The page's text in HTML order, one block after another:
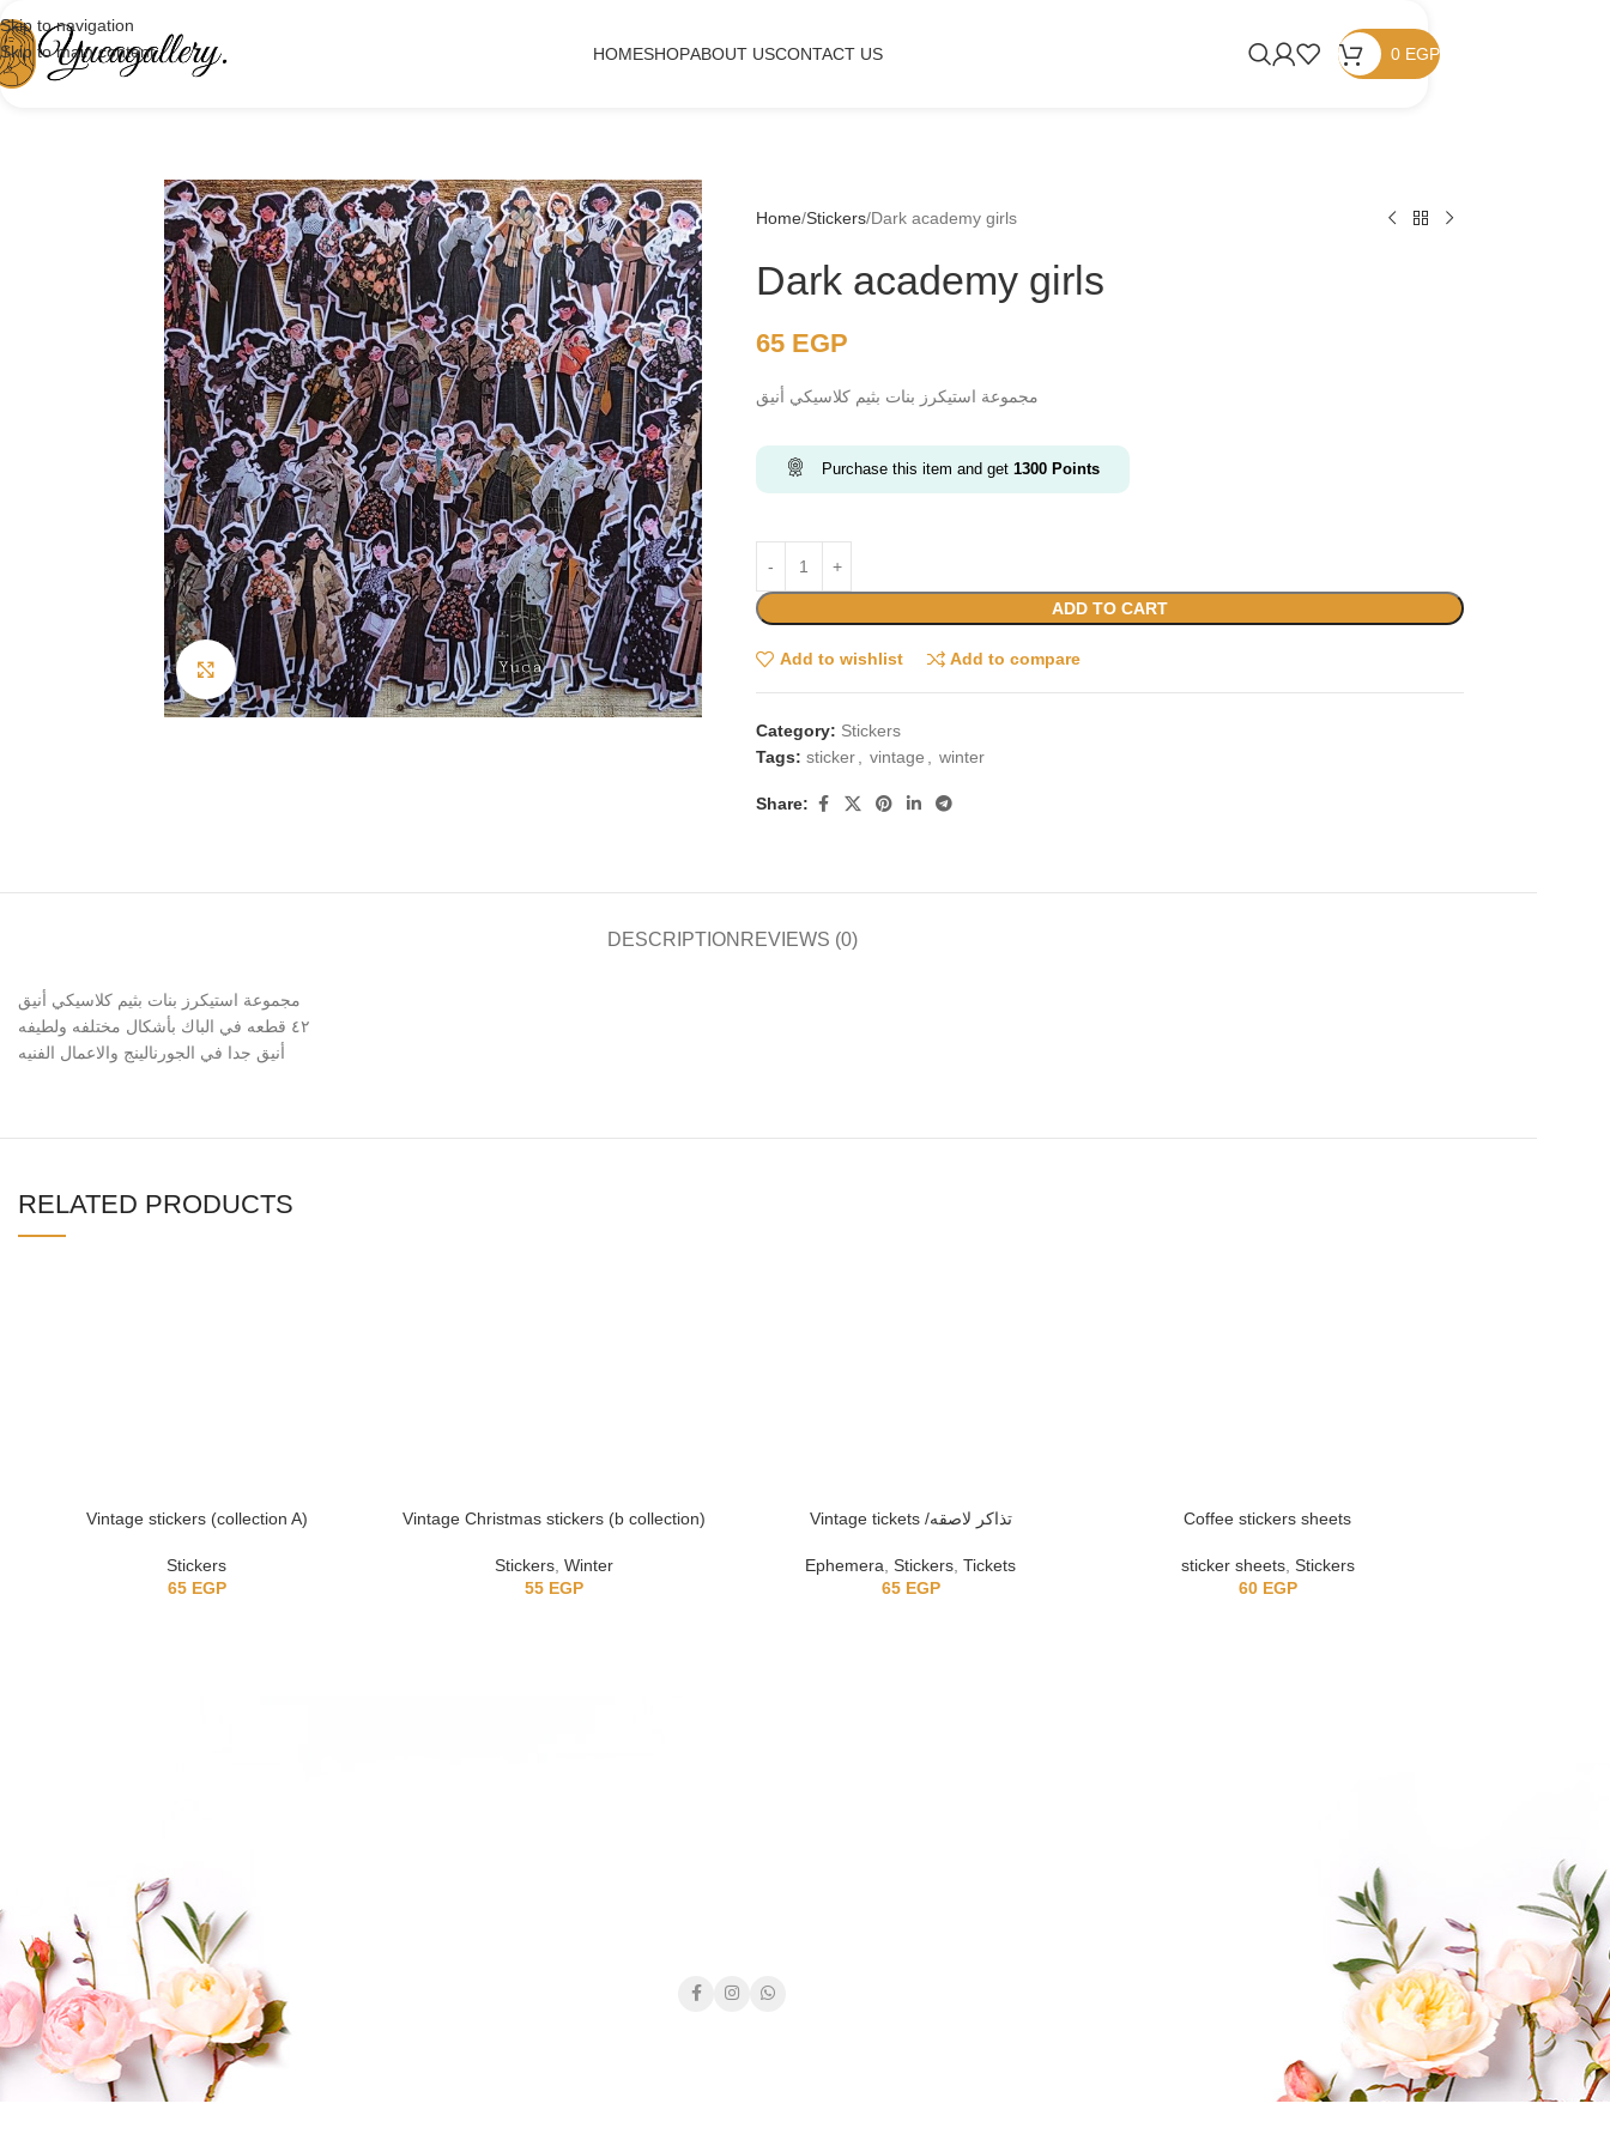
Skip to navigation
Skip to main content
HOMESHOPABOUT USCONTACT US 0 EGP
Click to enlarge
Home Stickers Dark academy girls
Dark academy girls
65 EGP
مجموعة استيكرز بنات بثيم كلاسيكي أنيق
Purchase this item and get 1300 Points
ADD TO CART
Add to wishlist Add to compare
Category: Stickers
Tags: sticker vintage winter
Share:
DESCRIPTION REVIEWS (0)
مجموعة استيكرز بنات بثيم كلاسيكي أنيق
٤٢ قطعه في الباك بأشكال مختلفه ولطيفه
أنيق جدا في الجورنالينج والاعمال الفنيه
RELATED PRODUCTS
Vintage stickers (collection A)
Stickers
65 EGP
Vintage Christmas stickers (b collection)
Stickers, Winter
55 EGP
Vintage tickets /تذاكر لاصقه
Ephemera, Stickers, Tickets
65 EGP
Coffee stickers sheets
sticker sheets, Stickers
60 EGP